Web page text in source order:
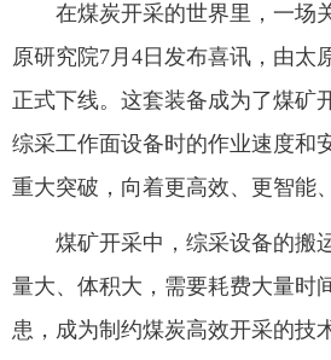
在煤炭开采的世界里，一场关
原研究院7月4日发布喜讯，由太
正式下线。这套装备成为了煤矿
综采工作面设备时的作业速度和
重大突破，向着更高效、更智能
煤矿开采中，综采设备的搬运
量大、体积大，需要耗费大量时
患，成为制约煤炭高效开采的技